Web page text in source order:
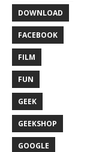
DOWNLOAD
FACEBOOK
FILM
FUN
GEEK
GEEKSHOP
GOOGLE